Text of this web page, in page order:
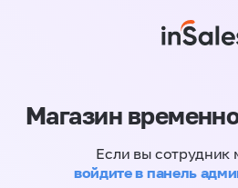
Магазин
Если вы сотрудник
войдите в панель